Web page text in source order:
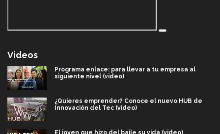
Videos
Programa enlace: para llevar a tu empresa al
siguiente nivel (video)
¿Quieres emprender? Conoce el nuevo HUB de
Innovación del Tec (video)
El joven que hizo del baile su vida (video)